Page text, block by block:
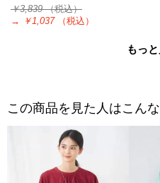
￥3,839（税込）
→
￥1,037 （税込）
もっ
この商品を見た人はこん